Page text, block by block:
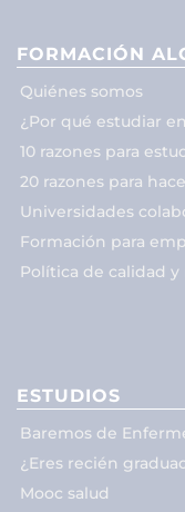
FORMACIÓN
Quiénes somos
¿Por qué estudiar
10 razones para
20 razones para
Universidades
Formación para
Política de calidad
ESTUDIOS
Baremos de
¿Eres recién
Mooc salud